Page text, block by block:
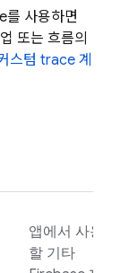
사용하면
또는 흐름의
스텀 trace 계
앱에서 사용
할 기타